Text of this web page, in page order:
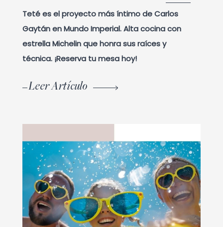
Teté es el proyecto más íntimo de Carlos
Gaytán en Mundo Imperial. Alta cocina con
estrella Michelin que honra sus raíces y
técnica. ¡Reserva tu mesa hoy!
Leer Artículo